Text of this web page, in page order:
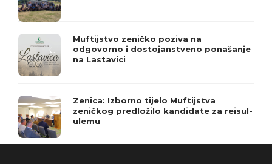
Muftijstvo zeničko poziva na
odgovorno i dostojanstveno ponašanje
na Lastavici
Zenica: Izborno tijelo Muftijstva
zeničkog predložilo kandidate za reisul-
ulemu